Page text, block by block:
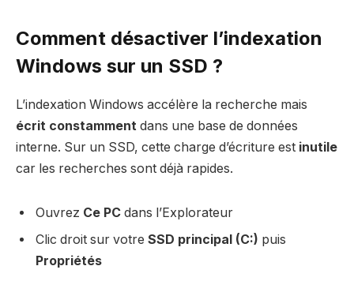
Comment désactiver l’indexation
Windows sur un SSD ?
L’indexation Windows accélère la recherche mais
écrit constamment dans une base de données
interne. Sur un SSD, cette charge d’écriture est inutile
car les recherches sont déjà rapides.
Ouvrez Ce PC dans l’Explorateur
Clic droit sur votre SSD principal (C:) puis
Propriétés